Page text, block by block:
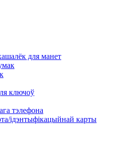
для манет
ключоў
тэлефона
ідэнтыфікацыйнай карты